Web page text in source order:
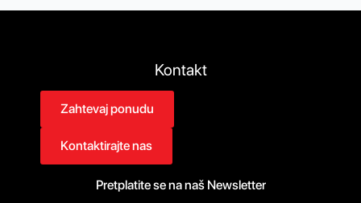
Kontakt
Zahtevaj ponudu
Kontaktirajte nas
Pretplatite se na naš Newsletter